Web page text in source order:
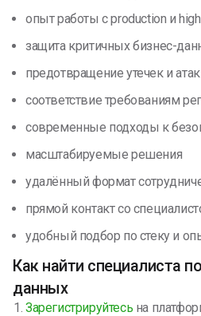
опыт работы с production и
защита критичных бизнес-
предотвращение утечек и атак
соответствие требованиям
современные подходы к
масштабируемые решения
удалённый формат
прямой контакт со
удобный подбор по стеку и
Как найти специалиста
данных
Зарегистрируйтесь на